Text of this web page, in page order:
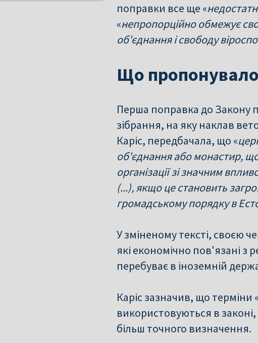
поправки все ще «
«непропорційно обмежує
об'єднання і свободу
Що
Перша поправка до Закону
зібрання, на яку наклав
Каріс, передбачала, що «
об'єднання або монастир,
організації зі значним
(...), якщо це становить
громадському порядку в
У зміненому тексті, своєю
які економічно пов'язані з
перебуває в іноземній
Каріс зазначив, що терміни «
використовуються в
більш точного визначення.